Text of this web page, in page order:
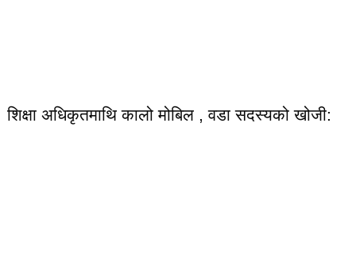
शिक्षा अधिकृतमाथि कालो मोबिल , वडा सदस्यको खोजी: